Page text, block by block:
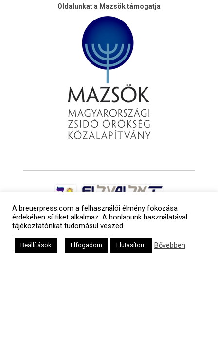
Oldalunkat a Mazsök támogatja
A breuerpress.com a felhasználói élmény fokozása
érdekében sütiket alkalmaz. A honlapunk használatával
tájékoztatónkat tudomásul veszed.
Beállítások Elfogadom Elutasítom Bővebben